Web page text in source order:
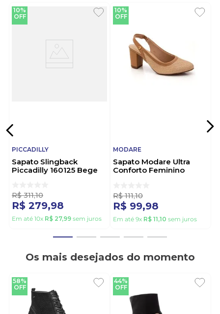
10%
OFF
PICCADILLY
Sapato Slingback
Piccadilly 160125 Bege
R$ 311,10
R$ 279,98
Em até 10x R$ 27,99 sem juros
10%
OFF
MODARE
Sapato Modare Ultra
Conforto Feminino
R$ 111,10
R$ 99,98
Em até 9x R$ 11,10 sem juros
Os mais desejados do momento
58%
OFF
44%
OFF